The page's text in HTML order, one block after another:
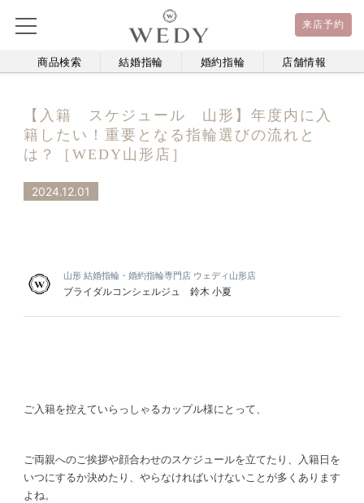
来店予約
商品検索 結婚指輪 婚約指輪 店舗情報
【入籍 スケジュール 山形】年度内に入
籍したい！重要となる指輪選びの流れと
は？［WEDY山形店］
2024.12.01
山形 結婚指輪・婚約指輪専門店 ウェディ山形店
ブライダルコンシェルジュ 鈴木 小夏
ご入籍を控えていらっしゃるカップル様にとって、
ご両親へのご挨拶や顔合わせのスケジュールを立てたり、入籍日を
いつにするか決めたり、やらなければいけないことが多くあります
よね。